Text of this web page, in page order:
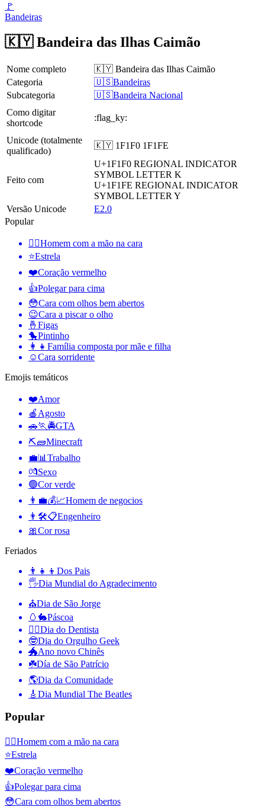
🚩
Bandeiras
🇰🇾 Bandeira das Ilhas Caimão
Nome completo
🇰🇾 Bandeira das Ilhas Caimão
Categoria
🇺🇸Bandeiras
Subcategoria
🇺🇸Bandeira Nacional
Como digitar
shortcode
:flag_ky:
Unicode (totalmente
qualificado)
🇰🇾 1F1F0 1F1FE
Feito com
U+1F1F0 REGIONAL INDICATOR
SYMBOL LETTER K
U+1F1FE REGIONAL INDICATOR
SYMBOL LETTER Y
Versão Unicode
E2.0
Popular
🤦‍♂️Homem com a mão na cara
⭐Estrela
❤️Coração vermelho
👍Polegar para cima
😳Cara com olhos bem abertos
😉Cara a piscar o olho
🤞 Figas
🐤Pintinho
👩‍👧 Família composta por mãe e filha
☺️Cara sorridente
Emojis temáticos
❤️Amor
🍎 Agosto
🚗🏃🚔GTA
⛏🧱Minecraft
💼📊 Trabalho
💏Sexo
🟢Cor verde
👨‍💼💰📈Homem de negocios
👨🛠📋Engenheiro
🎀Cor rosa
Feriados
👨‍👧‍👦 Dos Pais
🖐Dia Mundial do Agradecimento
⛪️Dia de São Jorge
🥚🐇Páscoa
👨‍⚕️Dia do Dentista
🤓Dia do Orgulho Geek
🐲Ano novo Chinês
☘️Día de São Patrício
🌎Dia da Comunidade
🎸 Dia Mundial The Beatles
Popular
🤦‍♂️Homem com a mão na cara
⭐Estrela
❤️Coração vermelho
👍Polegar para cima
😳Cara com olhos bem abertos